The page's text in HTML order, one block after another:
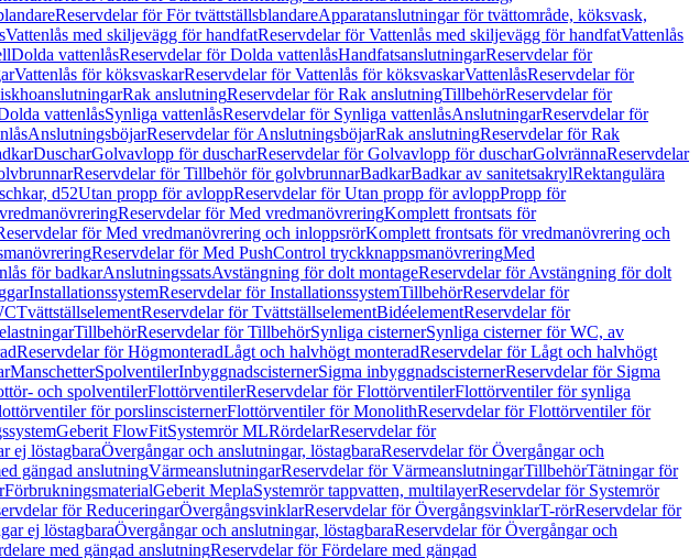
Reservdelar för För tvättställsblandareApparatanslutningar för tvättområde, köksvask,
Vattenlås med skiljevägg för handfatReservdelar för Vattenlås med skiljevägg för handfatVattenlås
Dolda vattenlåsReservdelar för Dolda vattenlåsHandfatsanslutningarReservdelar för
Vattenlås för köksvaskarReservdelar för Vattenlås för köksvaskarVattenlåsReservdelar för
Rak anslutningReservdelar för Rak anslutningTillbehörReservdelar för
vattenlåsSynliga vattenlåsReservdelar för Synliga vattenlåsAnslutningarReservdelar för
AnslutningsböjarReservdelar för AnslutningsböjarRak anslutningReservdelar för Rak
DuscharGolvavlopp för duscharReservdelar för Golvavlopp för duscharGolvrännaReservdelar
Reservdelar för Tillbehör för golvbrunnarBadkarBadkar av sanitetsakrylRektangulära
d52Utan propp för avloppReservdelar för Utan propp för avloppPropp för
Reservdelar för Med vredmanövreringKomplett frontsats för
för Med vredmanövrering och inloppsrörKomplett frontsats för vredmanövrering och
Reservdelar för Med PushControl tryckknappsmanövreringMed
för badkarAnslutningssatsAvstängning för dolt montageReservdelar för Avstängning för dolt
InstallationssystemReservdelar för InstallationssystemTillbehörReservdelar för
TvättställselementReservdelar för TvättställselementBidéelementReservdelar för
TillbehörReservdelar för TillbehörSynliga cisternerSynliga cisterner för WC, av
Reservdelar för HögmonteradLågt och halvhögt monteradReservdelar för Lågt och halvhögt
ManschetterSpolventilerInbyggnadscisternerSigma inbyggnadscisternerReservdelar för Sigma
och spolventilerFlottörventilerReservdelar för FlottörventilerFlottörventiler för synliga
för porslinscisternerFlottörventiler för MonolithReservdelar för Flottörventiler för
Geberit FlowFitSystemrör MLRördelarReservdelar för
ej löstagbaraÖvergångar och anslutningar, löstagbaraReservdelar för Övergångar och
gängad anslutningVärmeanslutningarReservdelar för VärmeanslutningarTillbehörTätningar för
FörbrukningsmaterialGeberit MeplaSystemrör tappvatten, multilayerReservdelar för Systemrör
för ReduceringarÖvergångsvinklarReservdelar för ÖvergångsvinklarT-rörReservdelar för
ej löstagbaraÖvergångar och anslutningar, löstagbaraReservdelar för Övergångar och
med gängad anslutningReservdelar för Fördelare med gängad